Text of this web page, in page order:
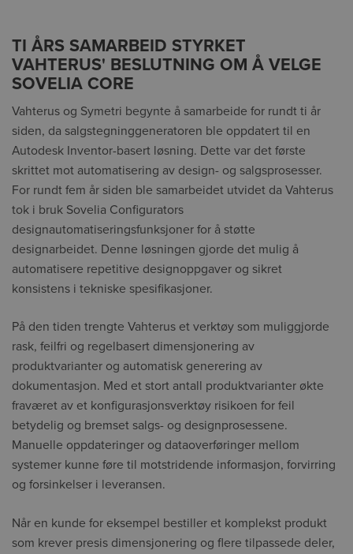
TI ÅRS SAMARBEID STYRKET
VAHTERUS' BESLUTNING OM Å VELGE
SOVELIA CORE
Vahterus og Symetri begynte å samarbeide for rundt ti år
siden, da salgstegninggeneratoren ble oppdatert til en
Autodesk Inventor-basert løsning. Dette var det første
skrittet mot automatisering av design- og salgsprosesser.
For rundt fem år siden ble samarbeidet utvidet da Vahterus
tok i bruk Sovelia Configurators
designautomatiseringsfunksjoner for å støtte
designarbeidet. Denne løsningen gjorde det mulig å
automatisere repetitive designoppgaver og sikret
konsistens i tekniske spesifikasjoner.
På den tiden trengte Vahterus et verktøy som muliggjorde
rask, feilfri og regelbasert dimensjonering av
produktvarianter og automatisk generering av
dokumentasjon. Med et stort antall produktvarianter økte
fraværet av et konfigurasjonsverktøy risikoen for feil
betydelig og bremset salgs- og designprosessene.
Manuelle oppdateringer og dataoverføringer mellom
systemer kunne føre til motstridende informasjon, forvirring
og forsinkelser i leveransen.
Når en kunde for eksempel bestiller et komplekst produkt
som krever presis dimensjonering og flere tilpassede deler,